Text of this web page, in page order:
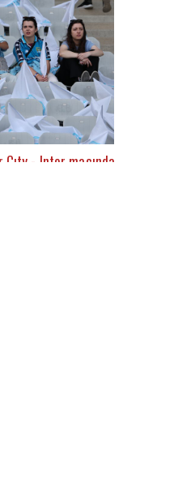
- Inter maçında